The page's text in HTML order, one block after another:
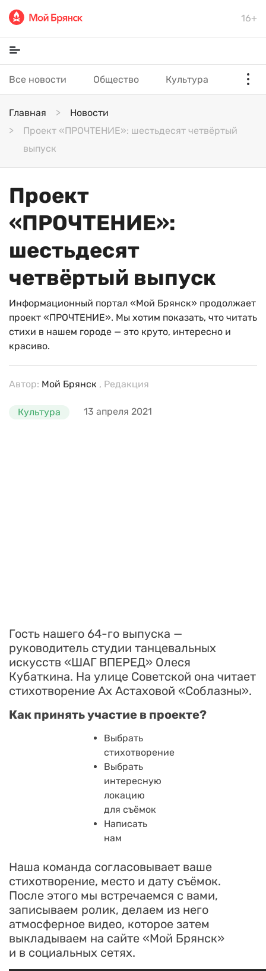
16+
Все новости Общество Культура
Главная
Новости
Проект «ПРОЧТЕНИЕ»: шестьдесят четвёртый
выпуск
Проект
«ПРОЧТЕНИЕ»:
шестьдесят
четвёртый выпуск
Информационный портал «Мой Брянск» продолжает
проект «ПРОЧТЕНИЕ». Мы хотим показать, что читать
стихи в нашем городе — это круто, интересно и
красиво.
Автор: Мой Брянск , Редакция
Культура 13 апреля 2021
Гость нашего 64-го выпуска —
руководитель студии танцевальных
искусств «ШАГ ВПЕРЕД» Олеся
Кубаткина. На улице Советской она читает
стихотворение Ах Астаховой «Соблазны».
Как принять участие в проекте?
Выбрать
стихотворение
Выбрать
интересную
локацию
для съёмок
Написать
нам
Наша команда согласовывает ваше
стихотворение, место и дату съёмок.
После этого мы встречаемся с вами,
записываем ролик, делаем из него
атмосферное видео, которое затем
выкладываем на сайте «Мой Брянск»
и в социальных сетях.